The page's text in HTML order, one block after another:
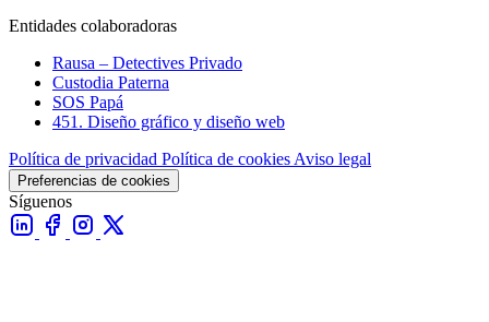
Entidades colaboradoras
Rausa – Detectives Privado
Custodia Paterna
SOS Papá
451. Diseño gráfico y diseño web
Política de privacidad Política de cookies Aviso legal
Preferencias de cookies
Síguenos